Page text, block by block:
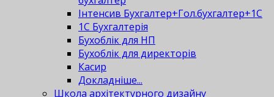
Інтенсив Бухгалтер+Гол.бухгалтер+1С
1С Бухгалтерія
Бухоблік для НП
Бухоблік для директорів
Касир
Докладніше...
Школа архітектурного дизайну